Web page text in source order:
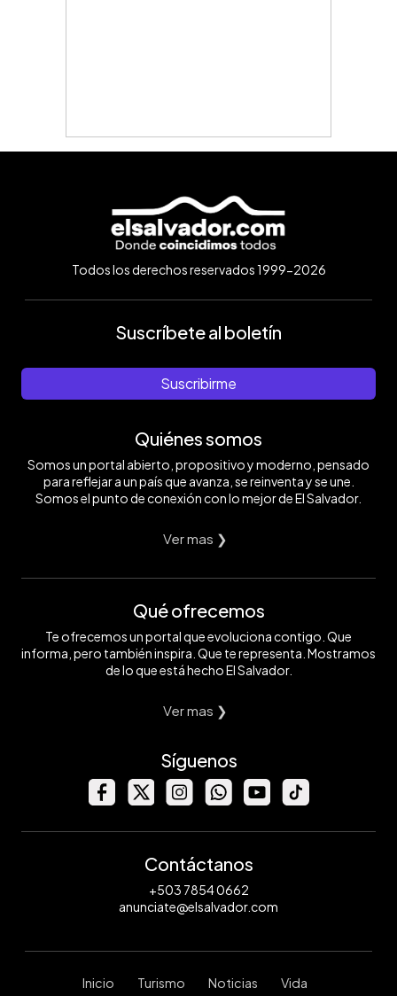
Todos los derechos reservados 1999-2026
Suscríbete al boletín
Suscribirme
Quiénes somos
Somos un portal abierto, propositivo y moderno, pensado
para reflejar a un país que avanza, se reinventa y se une.
Somos el punto de conexión con lo mejor de El Salvador.
Ver mas ❯
Qué ofrecemos
Te ofrecemos un portal que evoluciona contigo. Que
informa, pero también inspira. Que te representa. Mostramos
de lo que está hecho El Salvador.
Ver mas ❯
Síguenos
Contáctanos
+503 7854 0662
anunciate@elsalvador.com
Inicio Turismo Noticias Vida